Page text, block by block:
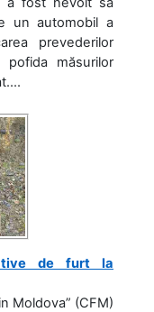
un automobil a
prevederilor
pofida măsurilor
de furt la
Moldova” (CFM)